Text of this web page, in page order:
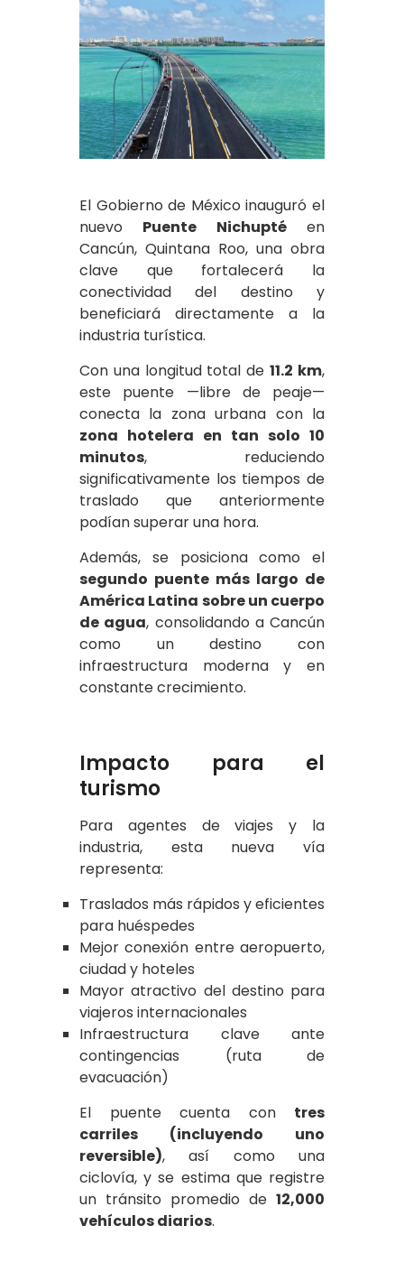
El Gobierno de México inauguró el
nuevo Puente Nichuptéen
Cancún, Quintana Roo, una obra
clave que fortalecerá la
conectividad del destino y
beneficiará directamente a la
industria turística.
Con una longitud total de11.2 km,
este puente —libre de peaje—
conecta la zona urbana con la
zona hotelera en tan solo 10
minutos, reduciendo
significativamente los tiempos de
traslado que anteriormente
podían superar una hora.
Además, se posiciona como el
segundo puente más largo de
América Latina sobre un cuerpo
de agua, consolidando a Cancún
como un destino con
infraestructura moderna y en
constante crecimiento.
Impacto para el
turismo
Para agentes de viajes y la
industria, esta nueva vía
representa:
Traslados más rápidos y eficientes
para huéspedes
Mejor conexión entre aeropuerto,
ciudad y hoteles
Mayor atractivo del destino para
viajeros internacionales
Infraestructura clave ante
contingencias (ruta de
evacuación)
El puente cuenta con tres
carriles (incluyendo uno
reversible), así como una
ciclovía, y se estima que registre
un tránsito promedio de 12,000
vehículos diarios.